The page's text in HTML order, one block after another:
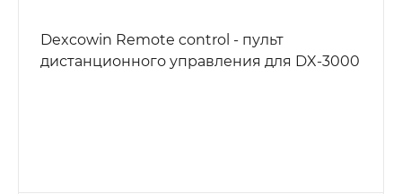
Dexcowin Remote control - пульт
дистанционного управления для DX-3000